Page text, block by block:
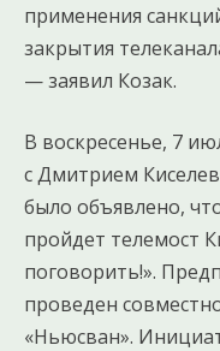
применения
закрытия
— заявил Козак.
В воскресенье, 7
с Дмитрием
было объявлено,
пройдет телемост
поговорить!».
проведен
«Ньюсван».